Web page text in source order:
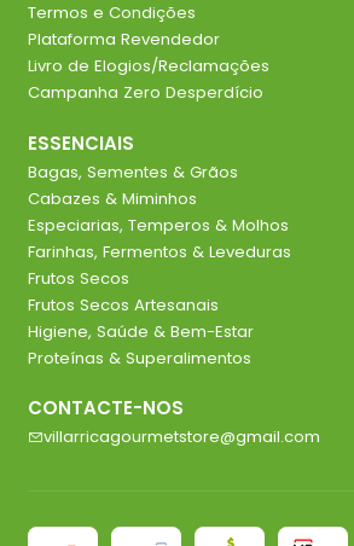
Termos e Condições
Plataforma Revendedor
Livro de Elogios/Reclamações
Campanha Zero Desperdício
ESSENCIAIS
Bagas, Sementes & Grãos
Cabazes & Miminhos
Especiarias, Temperos & Molhos
Farinhas, Fermentos & Leveduras
Frutos Secos
Frutos Secos Artesanais
Higiene, Saúde & Bem-Estar
Proteínas & Superalimentos
CONTACTE-NOS
villarricagourmetstore@gmail.com